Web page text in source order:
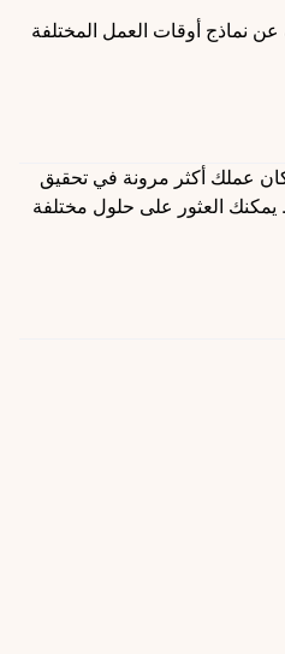
نماذج أوقات العمل المختلفة
عملك أكثر مرونة في تحقيق
يمكنك العثور على حلول مختلفة